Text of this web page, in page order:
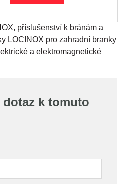
příslušenství k bránám a
LOCINOX pro zahradní branky
a elektromagnetické
dotaz k tomuto